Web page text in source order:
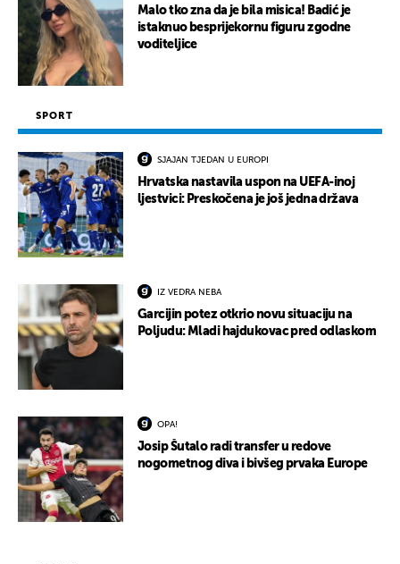
Malo tko zna da je bila misica! Badić je
istaknuo besprijekornu figuru zgodne
voditeljice
SPORT
SJAJAN TJEDAN U EUROPI
Hrvatska nastavila uspon na UEFA-inoj
ljestvici: Preskočena je još jedna država
IZ VEDRA NEBA
Garcijin potez otkrio novu situaciju na
Poljudu: Mladi hajdukovac pred odlaskom
OPA!
Josip Šutalo radi transfer u redove
nogometnog diva i bivšeg prvaka Europe